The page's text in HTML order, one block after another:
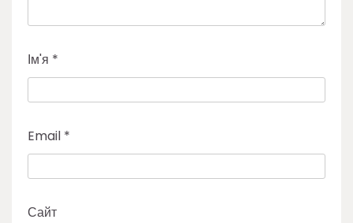
Ім'я *
Email *
Сайт